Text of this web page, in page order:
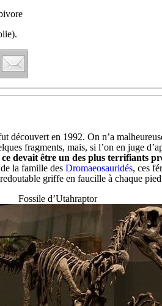
découvert en 1992. On n’a
fragments, mais, si l’on en juge
devait être un des plus terrifiants
la famille des Dromaeosauridés, ces
griffe en faucille à chaque
Fossile d’Utahraptor